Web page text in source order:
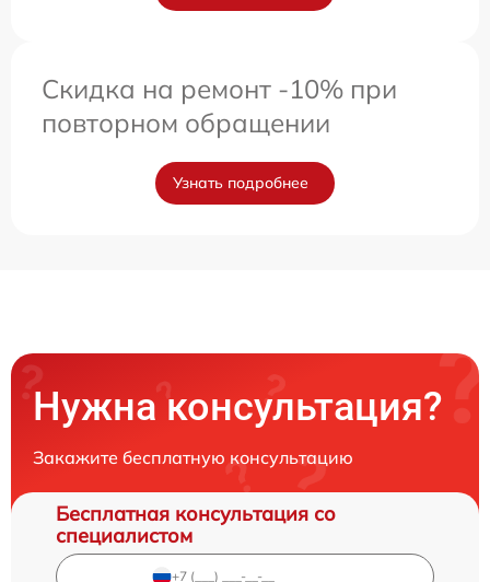
Скидка на ремонт -10% при
повторном обращении
Узнать подробнее
Нужна консультация?
Закажите бесплатную консультацию
Бесплатная консультация со
специалистом